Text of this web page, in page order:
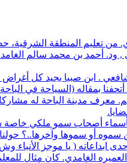
المنطقة الشرقية، حصل على أفضل
, ود. أحمد بن محمد سالم
. ابن صبيا يجيد كل أغراض
بمقاله (السياحة في
معرف مدينة الباحة له
بأسماء أصحاب سمو ملكي
سموه أو سموها وآخرها..؟
ابداعاته ( يا موجز الأنباء
كان مثال للمعلم المخلص